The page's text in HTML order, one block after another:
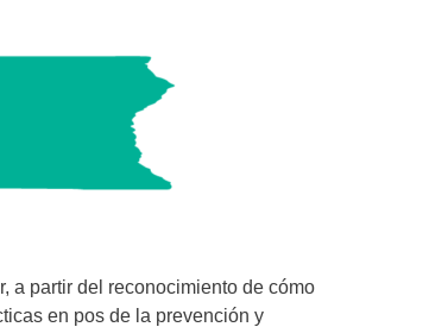
a partir del reconocimiento de cómo
en pos de la prevención y